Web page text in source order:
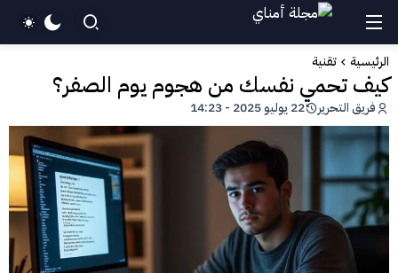
الرئيسية تقنية
كيف تحمي نفسك من هجوم يوم الصفر؟
فريق التحرير 22 يوليو 2025 - 14:23